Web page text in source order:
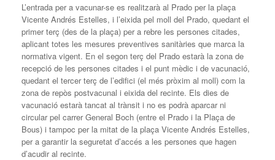
L’entrada per a vacunar-se es realitzarà al Prado per la plaça
Vicente Andrés Estelles, i l’eixida pel moll del Prado, quedant el
primer terç (des de la plaça) per a rebre les persones citades,
aplicant totes les mesures preventives sanitàries que marca la
normativa vigent. En el segon terç del Prado estarà la zona de
recepció de les persones citades i el punt mèdic i de vacunació,
quedant el tercer terç de l’edifici (el més pròxim al moll) com la
zona de repòs postvacunal i eixida del recinte. Els dies de
vacunació estarà tancat al trànsit i no es podrà aparcar ni
circular pel carrer General Boch (entre el Prado i la Plaça de
Bous) i tampoc per la mitat de la plaça Vicente Andrés Estelles,
per a garantir la seguretat d’accés a les persones que hagen
d’acudir al recinte.